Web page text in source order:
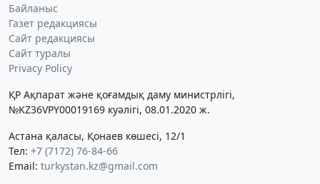
Байланыс
Газет редакциясы
Сайт редакциясы
Сайт туралы
Privacy Policy
ҚР Ақпарат және қоғамдық даму министрлігі,
№KZ36VPY00019169 куәлігі, 08.01.2020 ж.
Астана қаласы, Қонаев көшесі, 12/1
Тел: +7 (7172) 76-84-66
Email: turkystan.kz@gmail.com